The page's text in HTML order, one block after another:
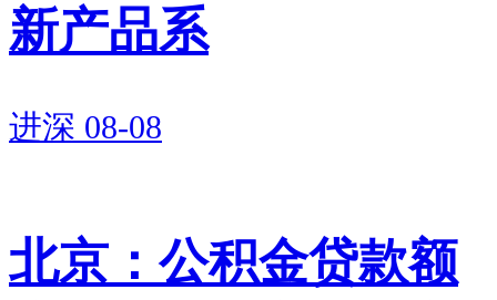
新产品系
进深 08-08
北京：公积金贷款额